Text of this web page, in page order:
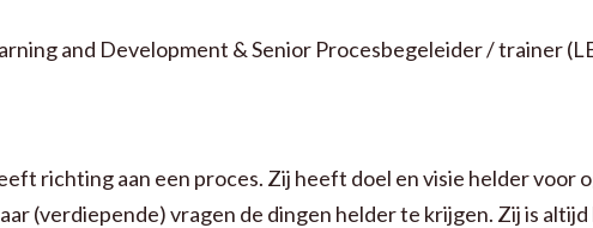
and Development & Senior Procesbegeleider / trainer
richting aan een proces. Zij heeft doel en visie helder voor
(verdiepende) vragen de dingen helder te krijgen. Zij is